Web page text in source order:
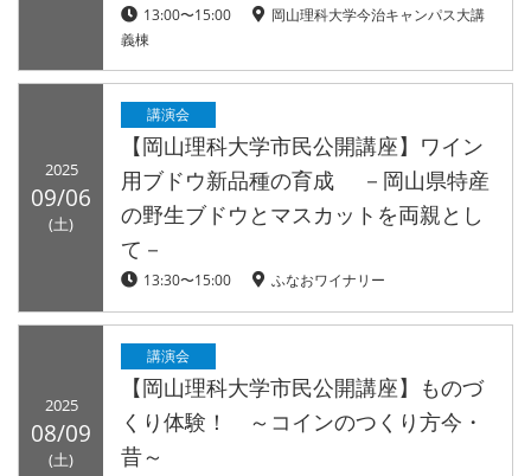
13:00〜15:00
岡山理科大学今治キャンパス大講
義棟
2025
09/06
(土)
講演会
【岡山理科大学市民公開講座】ワイン
用ブドウ新品種の育成 －岡山県特産
の野生ブドウとマスカットを両親とし
て－
13:30〜15:00 ふなおワイナリー
2025
08/09
(土)
講演会
【岡山理科大学市民公開講座】ものづ
くり体験！ ～コインのつくり方今・
昔～